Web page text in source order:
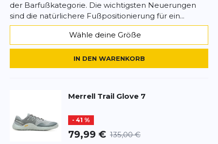
• Integrierte Innensohle aus 30 % recyceltem EVA-
Schaum
• Mit der Merrell Barefoot 2 Konstruktion nimmt
der Fuß eine natürliche Position ein
• FloatPro™ Schaumzwischensohle für ein
anhaltend leichtes, komfortables Laufgefühl
• Vibram EcoStep Recycle Laufsohle aus 30 %
optimale Bodenhaftung auf nassen und trockenen
SCHREIBE EINE BEWERTUNG
Trail Glove 7
Überschrift
Überschrift
der Barfußkategorie. Die wichtigsten Neuerungen
sind die natürlichere Fußpositionierung für ein...
Wähle deine Größe
IN DEN WARENKORB
Merrell Trail Glove 7
- 41 %
79,99 € 135,00 €